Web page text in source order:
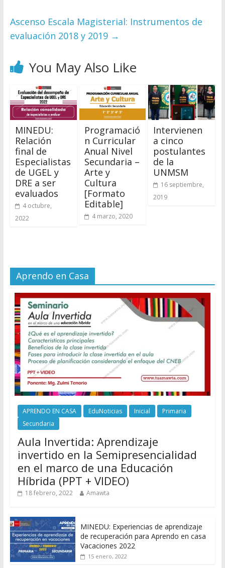
Ascenso Escala Magisterial: Instrumentos de
evaluación 2018 y 2019 →
You May Also Like
MINEDU:
Relación
final de
Especialistas
de UGEL y
DRE a ser
evaluados
4 octubre,
2022
Programació
n Curricular
Anual Nivel
Secundaria –
Arte y
Cultura
[Formato
Editable]
4 marzo, 2020
Intervienen
a cinco
postulantes
de la
UNMSM
16 septiembre,
2019
Aprendo en Casa
APRENDO EN CASA EduNoticias Inicial
Primaria
Secundaria
Aula Invertida: Aprendizaje
invertido en la Semipresencialidad
en el marco de una Educación
Híbrida (PPT + VIDEO)
18 febrero, 2022 Amawta
MINEDU: Experiencias de aprendizaje
de recuperación para Aprendo en casa
Vacaciones 2022
15 enero, 2022